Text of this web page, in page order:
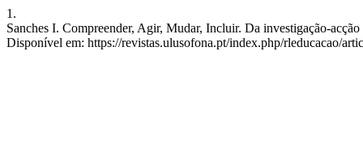
1.
Sanches I. Compreender, Agir, Mudar, Incluir. Da investigação-
Disponível em: https://revistas.ulusofona.pt/index.php/rleducacao/